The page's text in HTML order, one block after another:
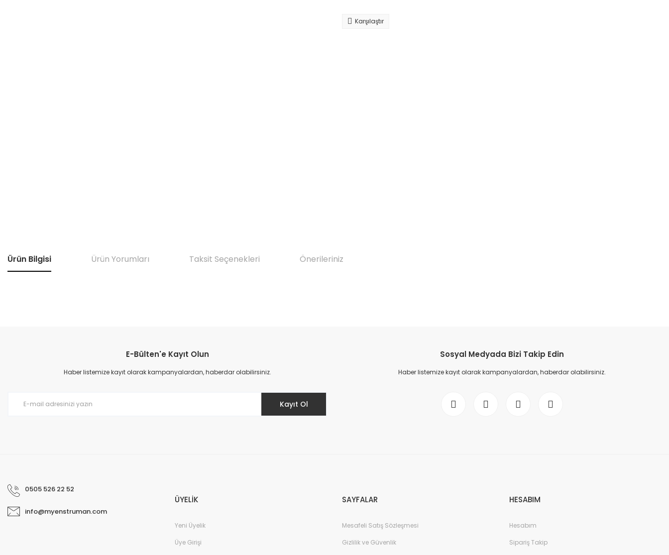
Karşılaştır
Ürün Bilgisi Ürün Yorumları Taksit Seçenekleri Önerileriniz
Ürün resmi kalitesiz, bozuk veya görüntülenemiyor.
Ürün açıklamasında eksik bilgiler bulunuyor.
E-Bülten'e Kayıt Olun
Haber listemize kayıt olarak kampanyalardan, haberdar olabilirsiniz.
Kayıt Ol
Sosyal Medyada Bizi Takip Edin
Haber listemize kayıt olarak kampanyalardan, haberdar olabilirsiniz.
0505 526 22 52
info@myenstruman.com
ÜYELİK
Yeni Üyelik
Üye Girişi
SAYFALAR
Mesafeli Satış Sözleşmesi
Gizlilik ve Güvenlik
HESABIM
Hesabım
Sipariş Takip